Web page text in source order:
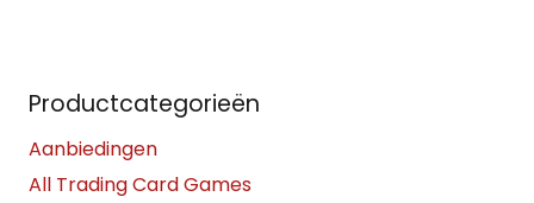
Productcategorieën
Aanbiedingen
All Trading Card Games